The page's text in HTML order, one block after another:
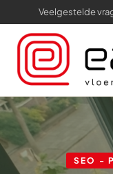
Veelgestelde
SEO -